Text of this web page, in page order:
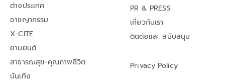
ต่างประเทศ
อาชญากรรม
X-CITE
ยานยนต์
สาธารณสุข-คุณภาพชีวิต
บันเทิง
PR & PRESS
เกี่ยวกับเรา
ติดต่อและ สนับสนุน
Privacy Policy